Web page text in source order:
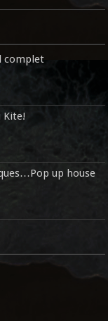
complet
Kite!
up house